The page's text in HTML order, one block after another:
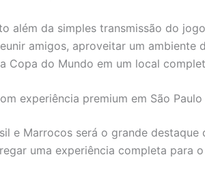
além da simples transmissão do
amigos, aproveitar um ambiente
Copa do Mundo em um local
experiência premium em São Paulo
e Marrocos será o grande destaque
uma experiência completa para